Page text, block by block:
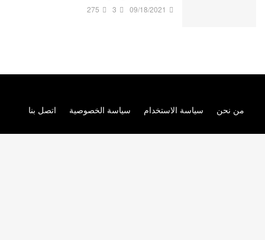
09/18/2021
3
275
من نحن سياسة الاستخدام سياسة الخصوصية اتصل بنا